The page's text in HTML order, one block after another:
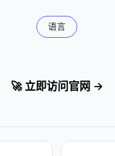
语言
🚀 立即访问官网 →